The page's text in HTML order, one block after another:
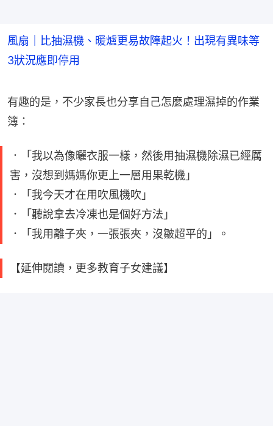
風扇｜比抽濕機、暖爐更易故障起火！出現有異味等
3狀況應即停用
有趣的是，不少家長也分享自己怎麼處理濕掉的作業
簿：
．「我以為像曬衣服一樣，然後用抽濕機除濕已經厲
害，沒想到媽媽你更上一層用果乾機」
．「我今天才在用吹風機吹」
．「聽說拿去冷凍也是個好方法」
．「我用離子夾，一張張夾，沒皺超平的」。
【延伸閱讀，更多教育子女建議】